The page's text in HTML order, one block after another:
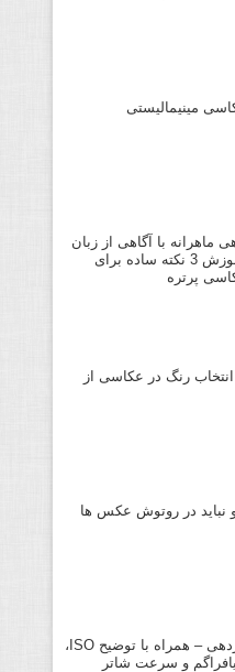
مینیمالیستی
ماهرانه با آگاهی از زبان
بدن - آموزش 3 نکته ساده برای
پرتره
رنگ در عکاسی از
درک نوردهی – همراه با توضیح ISO،
و سرعت شاتر